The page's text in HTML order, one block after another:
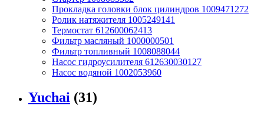
Прокладка головки блок цилиндров 1009471272
Ролик натяжителя 1005249141
Термостат 612600062413
Фильтр масляный 1000000501
Фильтр топливный 1008088044
Насос гидроусилителя 612630030127
Насос водяной 1002053960
Yuchai (31)